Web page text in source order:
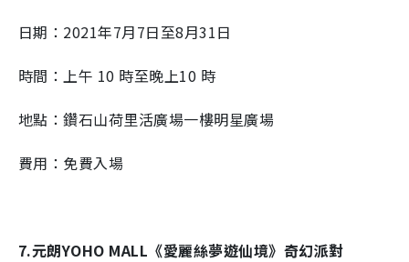
日期：2021年7月7日至8月31日
時間：上午 10 時至晚上10 時
地點：鑽石山荷里活廣場一樓明星廣場
費用：免費入場
7.元朗YOHO MALL《愛麗絲夢遊仙境》奇幻派對